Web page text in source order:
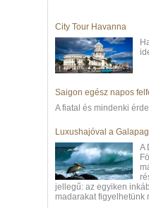
City Tour Havanna
Saigon egész napos
A fiatal és mindenki
Luxushajóval a
A
jellegű: az egyiken
madarakat figyelhetünk